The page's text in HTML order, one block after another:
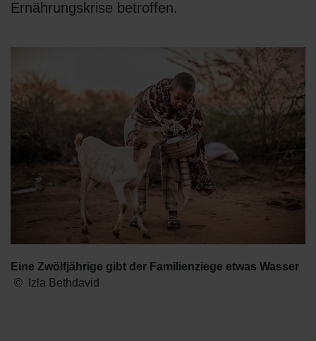
Ernährungskrise betroffen.
Eine Zwölfjährige gibt der Familienziege etwas Wasser
Izla Bethdavid